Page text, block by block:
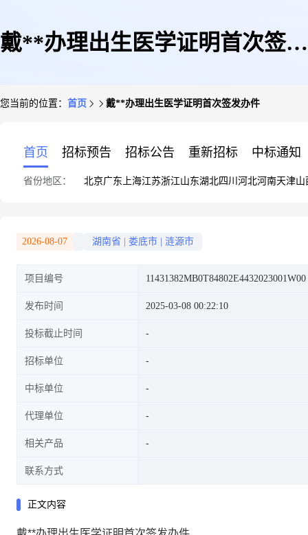
戴**办理出生医学证明首次签发
您当前的位置： 首页 戴**办理出生医学证明首次签发办件
首页 招标预告 招标公告 重新招标 中标通知
省份地区： 北京广东 上海江苏浙江山东湖北四川 河北河南天津山
2026-08-07 湖南省 娄底市 涟源市
项目编号 11431382MB0T84802E4432023001W00
发布时间 2025-03-08 00:22:10
投标截止时间
招标单位
中标单位
代理单位
相关产品
联系方式
正文内容